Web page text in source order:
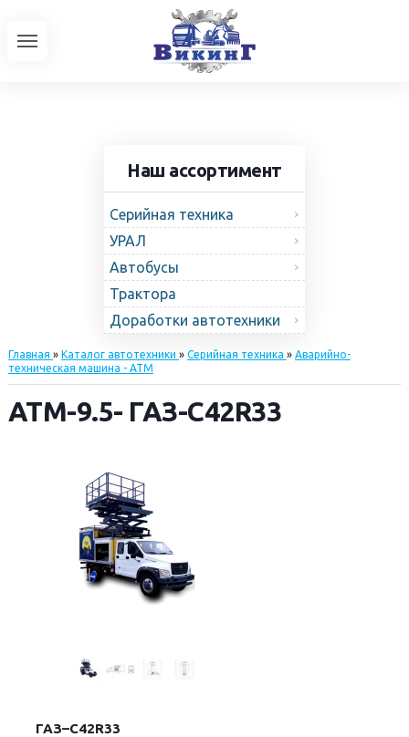
Наш ассортимент
Серийная техника
УРАЛ
Автобусы
Трактора
Доработки автотехники
Главная » Каталог автотехники » Серийная техника » Аварийно-
техническая машина - АТМ
АТМ-9.5- ГАЗ-С42R33
ГАЗ–С42R33